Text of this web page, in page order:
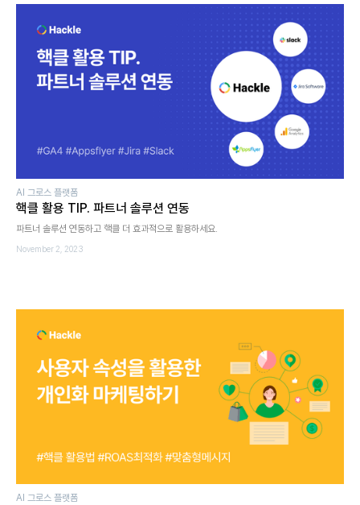
AI 그로스 플랫폼
핵클 활용 TIP. 파트너 솔루션 연동
파트너 솔루션 연동하고 핵클 더 효과적으로 활용하세요.
November 2, 2023
AI 그로스 플랫폼